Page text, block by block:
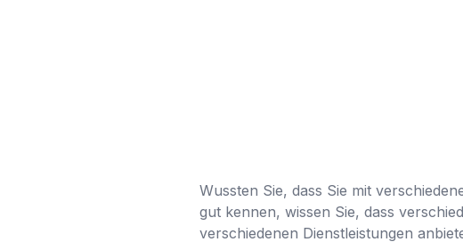
Wussten Sie, dass Sie mit
gut kennen, wissen Sie, dass
verschiedenen Dienstleistungen